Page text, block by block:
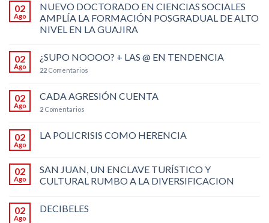
02
Ago
NUEVO DOCTORADO EN CIENCIAS SOCIALES
AMPLÍA LA FORMACIÓN POSGRADUAL DE ALTO
NIVEL EN LA GUAJIRA
02
Ago
¿SUPO NOOOO? + LAS @ EN TENDENCIA
22 Comentarios
02
Ago
CADA AGRESIÓN CUENTA
2 Comentarios
02
Ago
LA POLICRISIS COMO HERENCIA
02
Ago
SAN JUAN, UN ENCLAVE TURÍSTICO Y
CULTURAL RUMBO A LA DIVERSIFICACION
02
Ago
DECIBELES